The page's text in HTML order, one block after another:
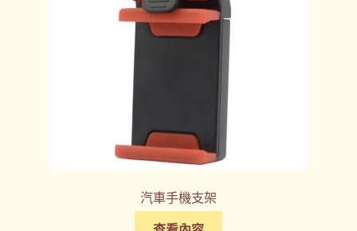
汽車手機支架